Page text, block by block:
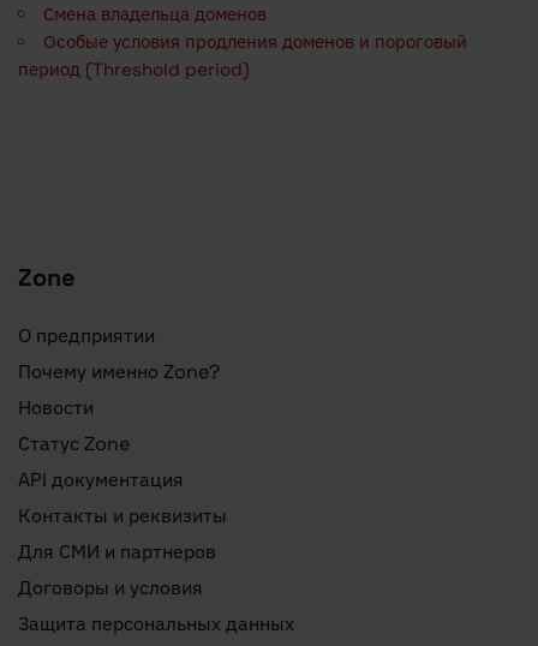
Смена владельца доменов
Особые условия продления доменов и пороговый
период (Threshold period)
Zone
О предприятии
Почему именно Zone?
Новости
Статус Zone
API документация
Контакты и реквизиты
Для СМИ и партнеров
Договоры и условия
Защита персональных данных